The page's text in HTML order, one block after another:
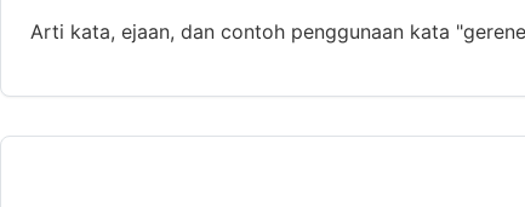
Arti kata, ejaan, dan contoh penggunaan kata